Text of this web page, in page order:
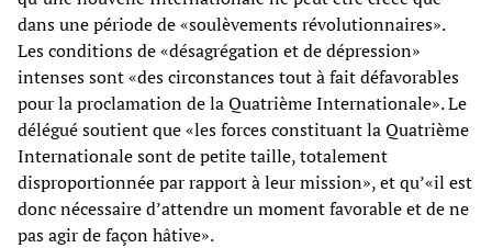
dans une période de «soulèvements révolutionnaires».
Les conditions de «désagrégation et de dépression»
intenses sont «des circonstances tout à fait défavorables
pour la proclamation de la Quatrième Internationale». Le
délégué soutient que «les forces constituant la Quatrième
Internationale sont de petite taille, totalement
disproportionnée par rapport à leur mission», et qu’«il est
donc nécessaire d’attendre un moment favorable et de ne
pas agir de façon hâtive».